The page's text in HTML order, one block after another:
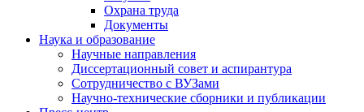
Охрана труда
Документы
Наука и образование
Научные направления
Диссертационный совет и аспирантура
Сотрудничество с ВУЗами
Научно-технические сборники и публикации